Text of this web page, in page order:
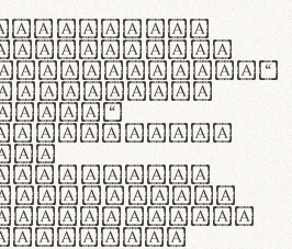
lacinia,
selecta—
butyrum
Duis
in
dolore eu
Fusce
varius